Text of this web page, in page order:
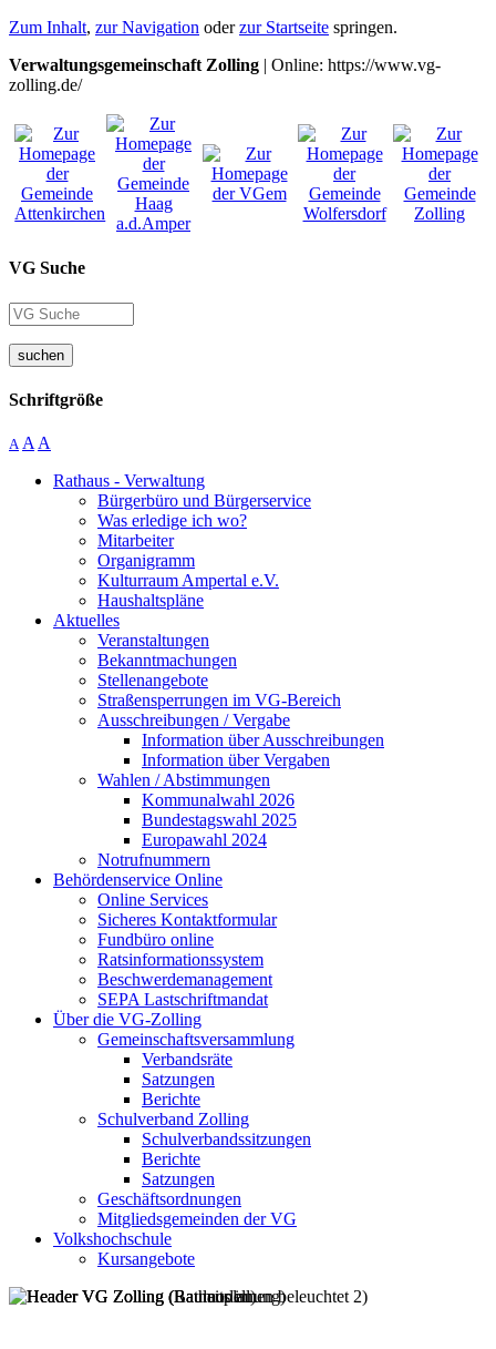
Zum Inhalt, zur Navigation oderzur Startseite springen.
Verwaltungsgemeinschaft Zolling | Online: https://www.vg-
zolling.de/
VG Suche
suchen
Schriftgröße
A A A
Rathaus - Verwaltung
Bürgerbüro und Bürgerservice
Was erledige ich wo?
Mitarbeiter
Organigramm
Kulturraum Ampertal e.V.
Haushaltspläne
Aktuelles
Veranstaltungen
Bekanntmachungen
Stellenangebote
Straßensperrungen im VG-Bereich
Ausschreibungen / Vergabe
Information über Ausschreibungen
Information über Vergaben
Wahlen / Abstimmungen
Kommunalwahl 2026
Bundestagswahl 2025
Europawahl 2024
Notrufnummern
Behördenservice Online
Online Services
Sicheres Kontaktformular
Fundbüro online
Ratsinformationssystem
Beschwerdemanagement
SEPA Lastschriftmandat
Über die VG-Zolling
Gemeinschaftsversammlung
Verbandsräte
Satzungen
Berichte
Schulverband Zolling
Schulverbandssitzungen
Berichte
Satzungen
Geschäftsordnungen
Mitgliedsgemeinden der VG
Volkshochschule
Kursangebote